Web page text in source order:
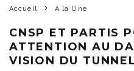
Accueil A la Une
CNSP ET PARTIS
ATTENTION AU
VISION DU TUNNEL